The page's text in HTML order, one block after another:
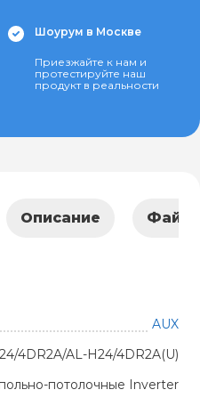
Шоурум в Москве
Приезжайте к нам и
протестируйте наш
продукт в реальности
Описание
AUX
4DR2A/AL-H24/4DR2A(U)
потолочные Inverter